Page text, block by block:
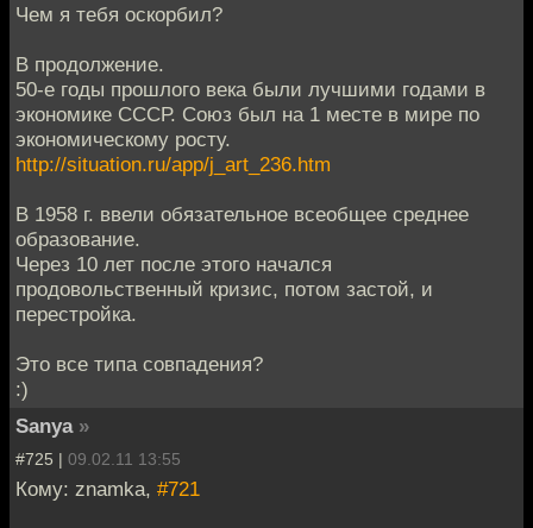
Чем я тебя оскорбил?
В продолжение.
50-е годы прошлого века были лучшими годами в
экономике СССР. Союз был на 1 месте в мире по
экономическому росту.
http://situation.ru/app/j_art_236.htm
В 1958 г. ввели обязательное всеобщее среднее
образование.
Через 10 лет после этого начался
продовольственный кризис, потом застой, и
перестройка.
Это все типа совпадения?
:)
Sanya »
#725 | 09.02.11 13:55
Кому: znamka, #721